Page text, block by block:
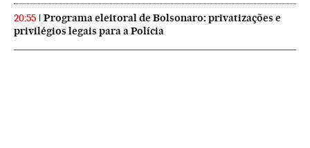
20:55
Programa eleitoral de Bolsonaro: privatizações e
privilégios legais para a Polícia